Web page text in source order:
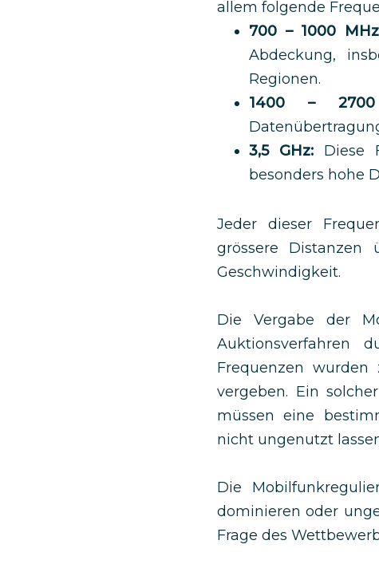
allem folgende
700 – 1000
Abdeckung,
Regionen.
1400 –
3,5 GHz: Diese
besonders hohe
Jeder dieser
grössere Distanzen
Geschwindigkeit.
Die Vergabe der
Auktionsverfahren
Frequenzen
vergeben. Ein
müssen eine
nicht ungenutzt
Die
dominieren oder
Frage des